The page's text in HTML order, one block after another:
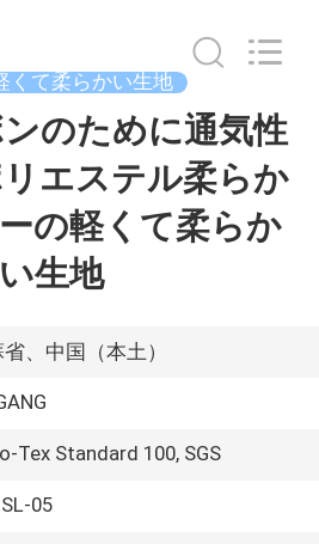
くて柔らかい生地
のために通気性
エステル柔らか
の軽くて柔らか
い生地
、中国（本土）
Tex Standard 100, SGS
05